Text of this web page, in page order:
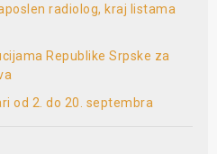
radiolog, kraj listama
Republike Srpske za
od 2. do 20. septembra